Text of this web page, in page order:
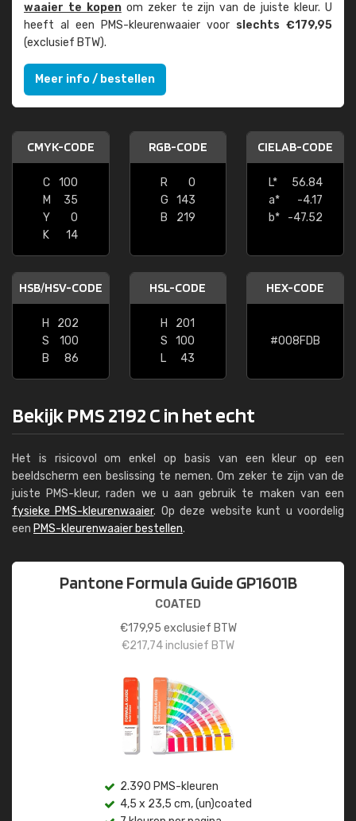
waaier te kopenom zeker te zijn van de juiste kleur. U
heeft al een PMS-kleuren­waaier voor slechts €179,95
(exclusief BTW).
Meer info / bestellen
CMYK-CODE
C
100
M
35
Y
0
K
14
RGB-CODE
R
0
G
143
B
219
CIELAB-CODE
L*
56.84
a*
-4.17
b*
-47.52
HSB/HSV-CODE
H
202
S
100
B
86
HSL-CODE
H
201
S
100
L
43
HEX-CODE
#008FDB
Bekijk PMS 2192 C in het echt
Het is risicovol om enkel op basis van een kleur op een
beeldscherm een beslissing te nemen. Om zeker te zijn van de
juiste PMS-kleur, raden we u aan gebruik te maken van een
fysieke PMS-kleurenwaaier. Op deze website kunt u voordelig
een PMS-kleurenwaaier bestellen.
Pantone Formula Guide GP1601B
COATED
€179,95 exclusief BTW
€217,74inclusief BTW
2.390 PMS-kleuren
4,5 x 23,5 cm, (un)coated